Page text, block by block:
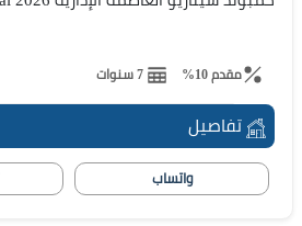
مقدم 10% 7 سنوات
تفاصيل
واتساب